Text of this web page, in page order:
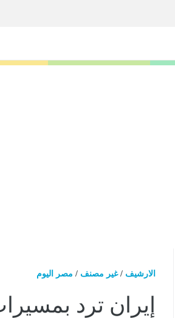
المحتوى
الارشيف /غير مصنف / مصر اليوم
إيران ترد